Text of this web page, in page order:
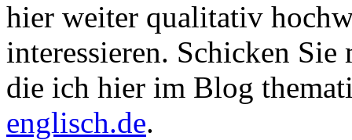
hier weiter qualitativ
interessieren. Schicken
die ich hier im Blog
englisch.de.